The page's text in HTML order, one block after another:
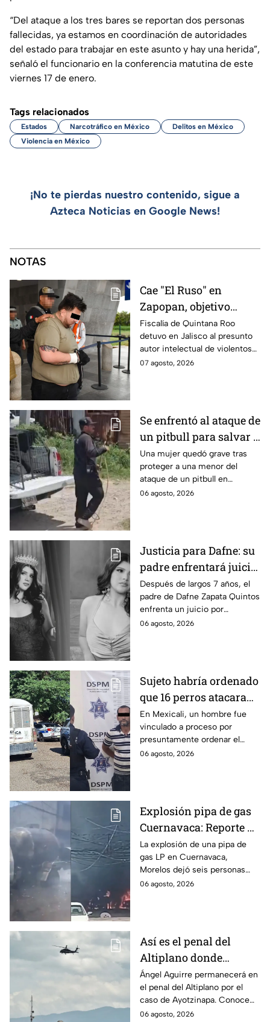
“Del ataque a los tres bares se reportan dos personas
fallecidas, ya estamos en coordinación de autoridades
del estado para trabajar en este asunto y hay una herida”,
señaló el funcionario en la conferencia matutina de este
viernes 17 de enero.
Tags relacionados
Estados Narcotráfico en México
Delitos en México
Violencia en México
¡No te pierdas nuestro contenido, sigue a
Azteca Noticias en Google News!
NOTAS
Cae "El Ruso" en
Zapopan, objetivo
prioritario en Playa del
Carmen
Fiscalía de Quintana Roo
detuvo en Jalisco al presunto
autor intelectual de violentos
ataques en fraccionamientos
07 agosto, 2026
Se enfrentó al ataque de
un pitbull para salvar a
una menor; hoy lucha
por su vida en Zapopan
Una mujer quedó grave tras
proteger a una menor del
ataque de un pitbull en
Zapopan; la víctima sufrió
06 agosto, 2026
Justicia para Dafne: su
padre enfrentará juicio
por presunto abuso
cometido en 2019 en
Tamaulipas
Después de largos 7 años, el
padre de Dafne Zapata Quintos
enfrenta un juicio por
presuntamente abusar de la
06 agosto, 2026
Sujeto habría ordenado
que 16 perros atacaran
a su hermana con
discapacidad en
Mexicali, BC
En Mexicali, un hombre fue
vinculado a proceso por
presuntamente ordenar el
ataque de 16 perros contra su
06 agosto, 2026
Explosión pipa de gas
Cuernavaca: Reporte de
víctimas tras estallido
en Morelos
La explosión de una pipa de
gas LP en Cuernavaca,
Morelos dejó seis personas
hospitalizadas. IMSS informó
06 agosto, 2026
Así es el penal del
Altiplano donde
permanecerá Ángel
Aguirre por caso
Ayotzinapa
Ángel Aguirre permanecerá en
el penal del Altiplano por el
caso de Ayotzinapa. Conoce
dónde está, cómo es esta
06 agosto, 2026